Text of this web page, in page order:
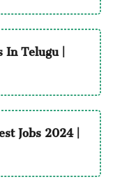
Telugu |
Jobs 2024 |